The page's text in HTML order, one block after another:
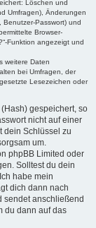
Löschen und
Umfragen), Änderungen
Benutzer-Passwort) und
Browser-
Funktion angezeigt und
weitere Daten
bei Umfragen, der
Lesezeichen oder
gespeichert, so
nicht auf einer
dein Schlüssel zu
um.
phpBB Limited oder
Solltest du dein
habe mein
dich dann nach
sendet anschließend
du dann auf das